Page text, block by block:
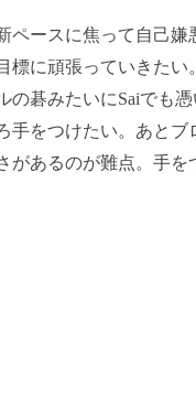
ペースに焦って自己
標に頑張っていきた
碁みたいにSaiでも
手をつけたい。あと
があるのが難点。手